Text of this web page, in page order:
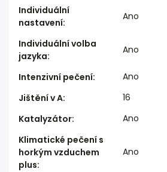
Individuální
nastavení:
Ano
Individuální volba
jazyka:
Ano
Intenzivní pečení:
Ano
Jištění v A:
16
Katalyzátor:
Ano
Klimatické pečení s
horkým vzduchem
plus:
Ano